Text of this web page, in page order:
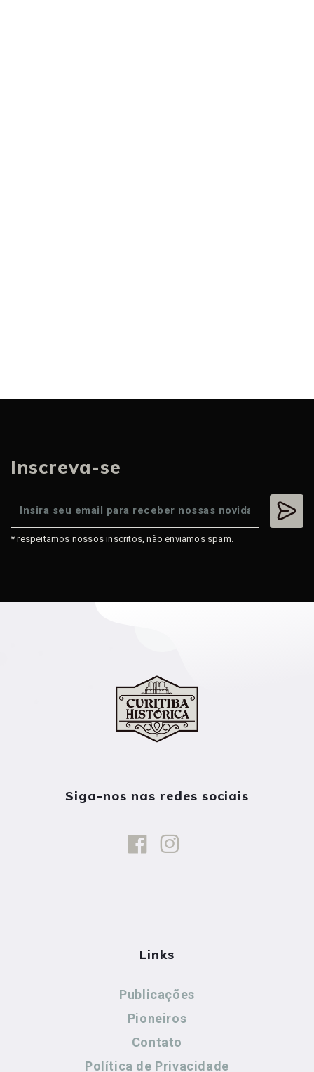
Inscreva-se
* respeitamos nossos inscritos, não enviamos spam.
Siga-nos nas redes sociais
Links
Publicações
Pioneiros
Contato
Política de Privacidade